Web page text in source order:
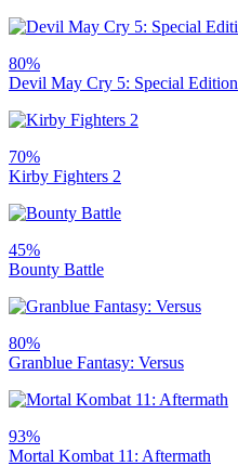
80%
Devil May Cry 5: Special Edition
70%
Kirby Fighters 2
45%
Bounty Battle
80%
Granblue Fantasy: Versus
93%
Mortal Kombat 11: Aftermath